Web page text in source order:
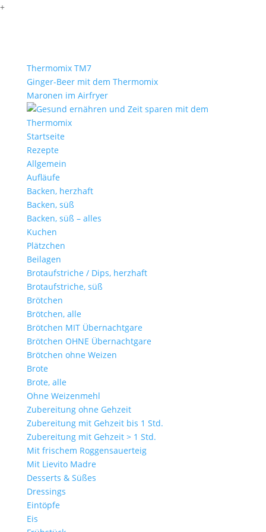
+
Thermomix TM7
Ginger-Beer mit dem Thermomix
Maronen im Airfryer
Startseite
Rezepte
Allgemein
Aufläufe
Backen, herzhaft
Backen, süß
Backen, süß – alles
Kuchen
Plätzchen
Beilagen
Brotaufstriche / Dips, herzhaft
Brotaufstriche, süß
Brötchen
Brötchen, alle
Brötchen MIT Übernachtgare
Brötchen OHNE Übernachtgare
Brötchen ohne Weizen
Brote
Brote, alle
Ohne Weizenmehl
Zubereitung ohne Gehzeit
Zubereitung mit Gehzeit bis 1 Std.
Zubereitung mit Gehzeit > 1 Std.
Mit frischem Roggensauerteig
Mit Lievito Madre
Desserts & Süßes
Dressings
Eintöpfe
Eis